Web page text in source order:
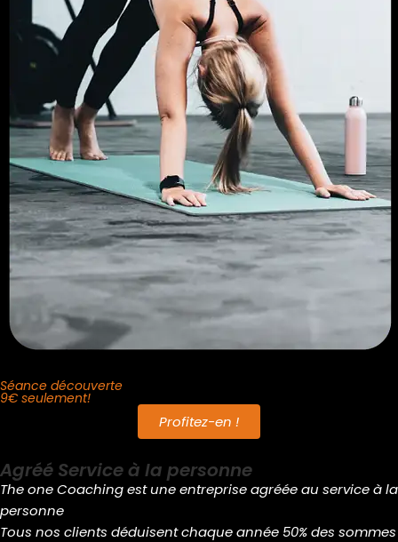
REMISE EN FORME
L'objectif de la Remise en Forme est de reprendre
l’activité physique avec des exercices de renfort
adaptés.
En savoir plus
Séance découverte
9€ seulement!
Profitez-en !
Agréé Serviceà la personne
The one Coaching est une entreprise agréée au service à la
personne
Tous nos clients déduisent chaque année 50% des sommes